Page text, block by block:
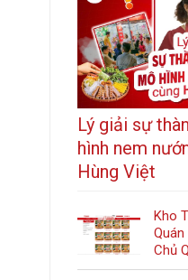
Lý giải sự thành công của mô
hình nem
Hùng Việt
Kho Thực Phẩm Cho
Chủ